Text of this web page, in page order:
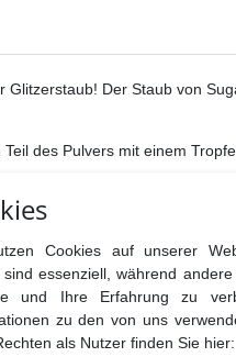
Der Staub von
des Pulvers mit einem
Essex, UK
Cookies auf unserer
sind essenziell, während
und Ihre Erfahrung zu
zu den von uns
als Nutzer finden Sie hier: